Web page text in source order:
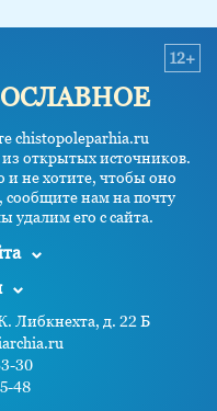
chistopoleparhia.ru
открытых источников.
и не хотите, чтобы оно
сообщите нам на почту
удалим его с сайта.
12+
Либкнехта, д. 22 Б
30
48